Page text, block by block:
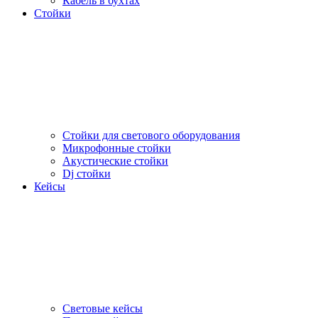
Стойки
Стойки для светового оборудования
Микрофонные стойки
Акустические стойки
Dj стойки
Кейсы
Световые кейсы